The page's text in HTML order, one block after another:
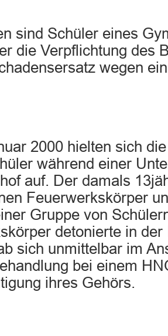
sind Schüler eines
die Verpflichtung des
wegen
2000 hielten sich
während einer
auf. Der damals
Feuerwerkskörper
Gruppe von
detonierte in
sich unmittelbar im
bei einem
ihres Gehörs.